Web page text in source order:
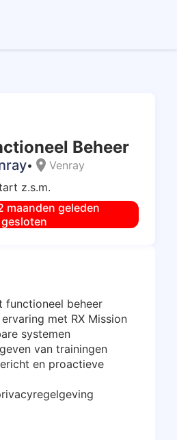
starten
Beheer
• location_on Venray
z.s.m.
maanden geleden
gesloten
functioneel beheer
met RX Mission
systemen
van trainingen
en proactieve